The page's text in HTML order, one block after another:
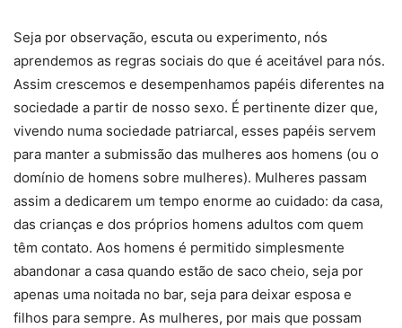
Seja por observação, escuta ou experimento, nós
aprendemos as regras sociais do que é aceitável para nós.
Assim crescemos e desempenhamos papéis diferentes na
sociedade a partir de nosso sexo. É pertinente dizer que,
vivendo numa sociedade patriarcal, esses papéis servem
para manter a submissão das mulheres aos homens (ou o
domínio de homens sobre mulheres). Mulheres passam
assim a dedicarem um tempo enorme ao cuidado: da casa,
das crianças e dos próprios homens adultos com quem
têm contato. Aos homens é permitido simplesmente
abandonar a casa quando estão de saco cheio, seja por
apenas uma noitada no bar, seja para deixar esposa e
filhos para sempre. As mulheres, por mais que possam